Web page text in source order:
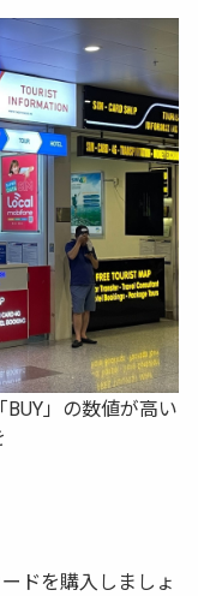
」の数値が高い
ドを購入しましょ